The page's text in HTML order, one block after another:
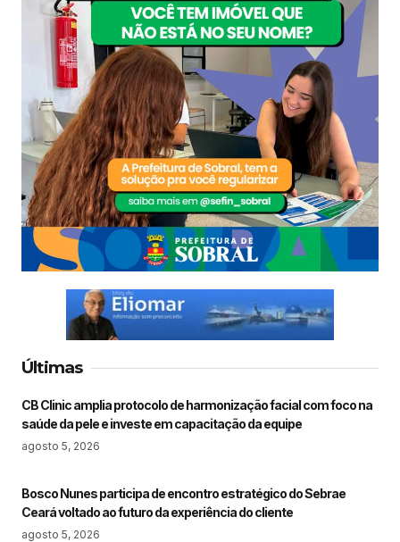
Últimas
CB Clinic amplia protocolo de harmonização facial com foco na
saúde da pele e investe em capacitação da equipe
agosto 5, 2026
Bosco Nunes participa de encontro estratégico do Sebrae
Ceará voltado ao futuro da experiência do cliente
agosto 5, 2026